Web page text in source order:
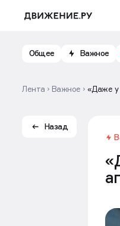
Общее Важное
Лента Важное «Даже у
Назад